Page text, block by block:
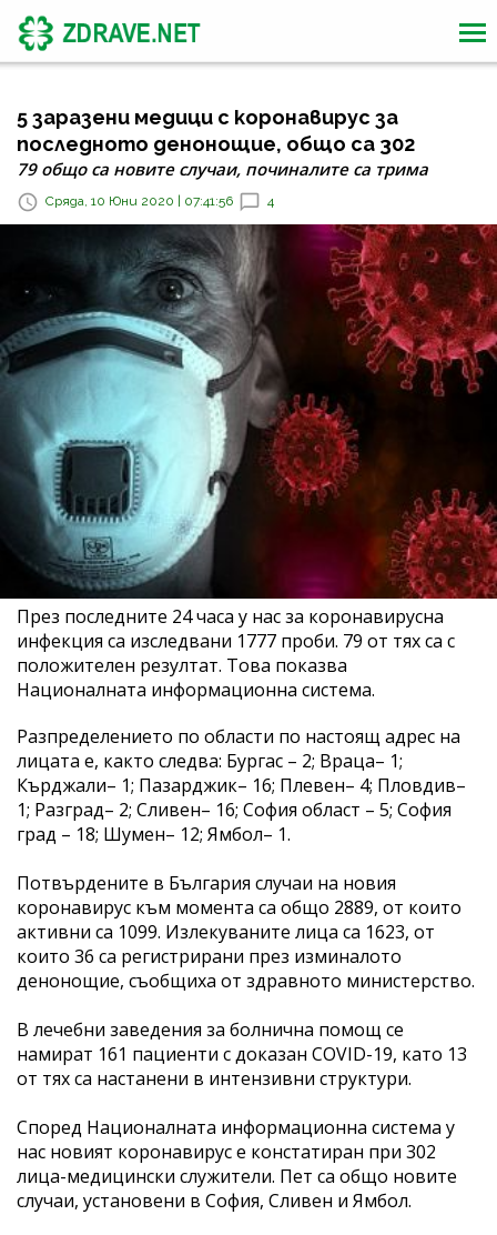
5 заразени медици с коронавирус за
последното денонощие, общо са 302
79 общо са новите случаи, починалите са трима
Сряда, 10 Юни 2020 | 07:41:56 4
През последните 24 часа у нас за коронавирусна
инфекция са изследвани 1777 проби. 79 от тях са с
положителен резултат. Това показва
Националната информационна система.
Разпределението по области по настоящ адрес на
лицата е, както следва: Бургас – 2; Враца– 1;
Кърджали– 1; Пазарджик– 16; Плевен– 4; Пловдив–
1; Разград– 2; Сливен– 16; София област – 5; София
град – 18; Шумен– 12; Ямбол– 1.
Потвърдените в България случаи на новия
коронавирус към момента са общо 2889, от които
активни са 1099. Излекуваните лица са 1623, от
които 36 са регистрирани през изминалото
денонощие, съобщиха от здравното министерство.
В лечебни заведения за болнична помощ се
намират 161 пациенти с доказан COVID-19, като 13
от тях са настанени в интензивни структури.
Според Националната информационна система у
нас новият коронавирус е констатиран при 302
лица-медицински служители. Пет са общо новите
случаи, установени в София, Сливен и Ямбол.